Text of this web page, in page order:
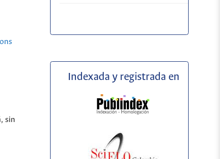
sin
Indexada y registrada en